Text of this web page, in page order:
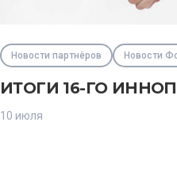
Новости партнёров Новости
ИТОГИ 16-ГО
10 июля